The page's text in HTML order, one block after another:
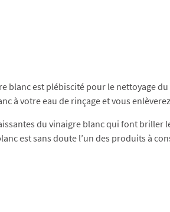
blanc est plébiscité pour le nettoyage
à votre eau de rinçage et vous
du vinaigre blanc qui font briller
est sans doute l’un des produits à